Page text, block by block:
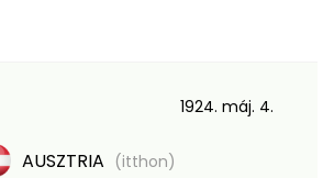
1924. máj. 4.
AUSZTRIA (itthon)